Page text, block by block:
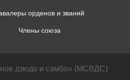
орденов и званий
Члены союза
дзюдо и самбо» (МСВДС)